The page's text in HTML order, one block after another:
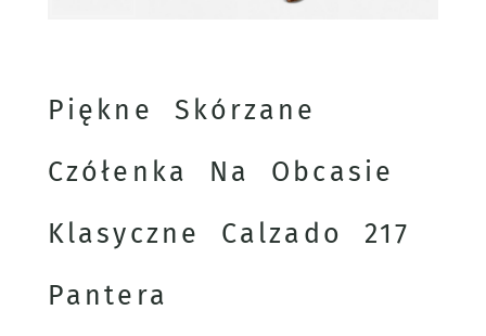
Piękne Skórzane
Czółenka Na Obcasie
Klasyczne Calzado 217
Pantera